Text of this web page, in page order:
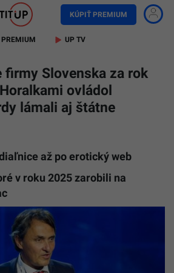
KÚPIŤ PREMIUM
PREMIUM UP TV
firmy Slovenska za rok
ovládol
lámali aj štátne
až po erotický web
v roku 2025 zarobili na
preberá